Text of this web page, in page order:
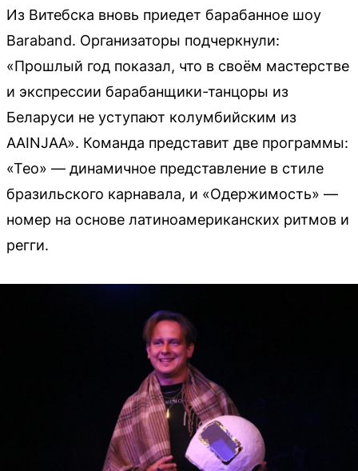
Из Витебска вновь приедет барабанное шоу
Baraband. Организаторы подчеркнули:
«Прошлый год показал, что в своём мастерстве
и экспрессии барабанщики-танцоры из
Беларуси не уступают колумбийским из
AAINJAA». Команда представит две программы:
«Тео» — динамичное представление в стиле
бразильского карнавала, и «Одержимость» —
номер на основе латиноамериканских ритмов и
регги.